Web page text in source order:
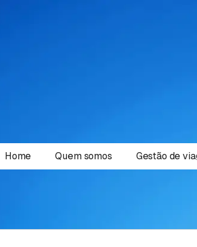
Home Quem somos Gestão de